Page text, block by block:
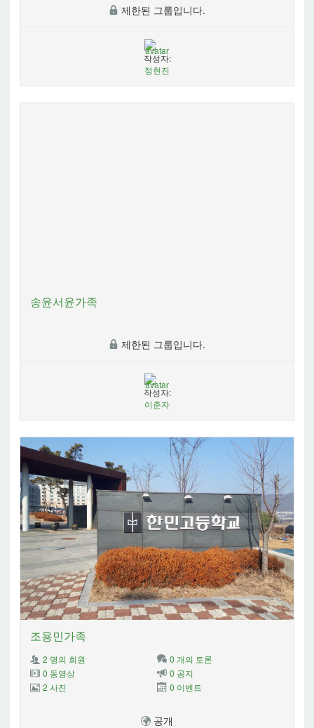
제한된 그룹입니다.
작성자:
정현진
송윤서윤가족
제한된 그룹입니다.
작성자:
이춘자
조용민가족
2 명의 회원
0 개의 토론
0 동영상
0 공지
2 사진
0 이벤트
공개